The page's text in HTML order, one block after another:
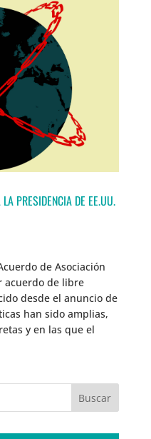
PRESIDENCIA DE EE.UU.
de Asociación
acuerdo de libre
desde el anuncio de
han sido amplias,
y en las que el